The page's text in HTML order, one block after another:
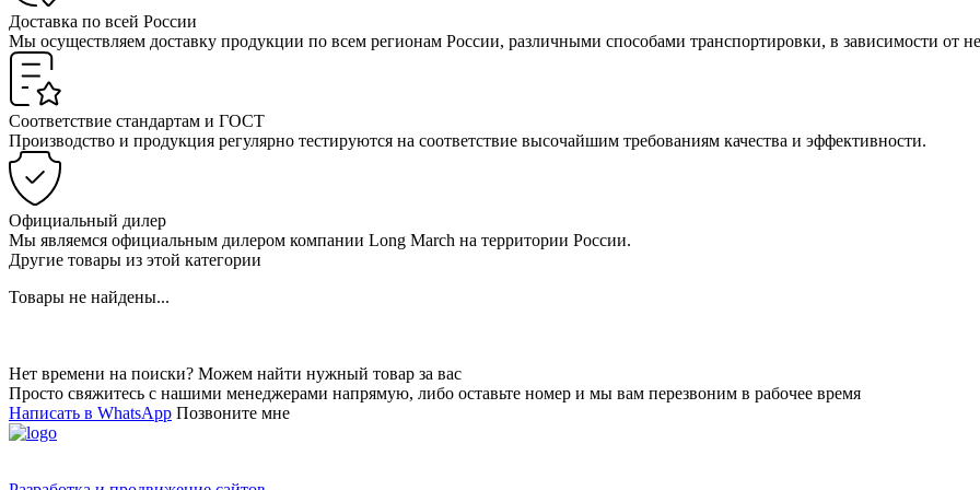
Доставка по всей России
Мы осуществляем доставку продукции по всем регионам России, различными способами транспортировки, в зависимости от
Соответствие стандартам и ГОСТ
Производство и продукция регулярно тестируются на соответствие высочайшим требованиям качества и эффективности.
Официальный дилер
Мы являемся официальным дилером компании Long March на территории России.
Другие товары из этой категории
Товары не найдены...
Нет времени на поиски? Можем найти нужный товар за вас
Просто свяжитесь с нашими менеджерами напрямую, либо оставьте номер и мы вам перезвоним в рабочее время
Написать в WhatsApp Позвоните мне